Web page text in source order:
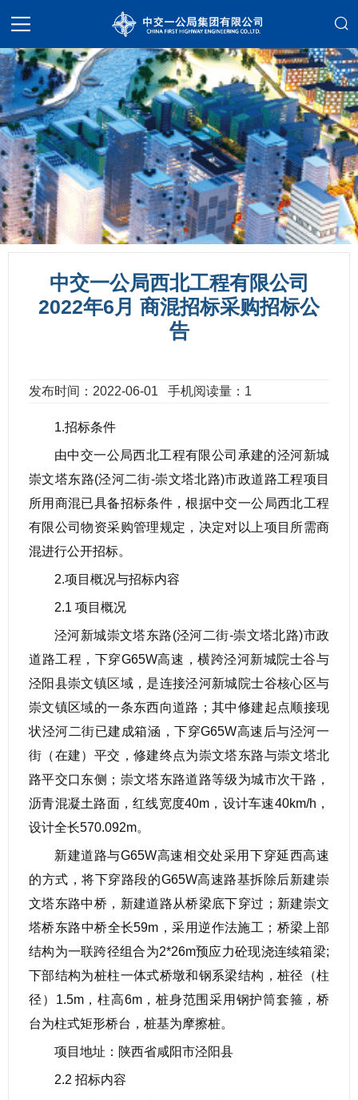
中交一公局西北工程有限公司
2022年6月 商混招标采购招标公
告
发布时间：2022-06-01 手机阅读量：1
1.招标条件
由中交一公局西北工程有限公司承建的泾河新城
崇文塔东路(泾河二街-崇文塔北路)市政道路工程项目
所用商混已具备招标条件，根据中交一公局西北工程
有限公司物资采购管理规定，决定对以上项目所需商
混进行公开招标。
2.项目概况与招标内容
2.1 项目概况
泾河新城崇文塔东路(泾河二街-崇文塔北路)市政
道路工程，下穿G65W高速，横跨泾河新城院士谷与
泾阳县崇文镇区域，是连接泾河新城院士谷核心区与
崇文镇区域的一条东西向道路；其中修建起点顺接现
状泾河二街已建成箱涵，下穿G65W高速后与泾河一
街（在建）平交，修建终点为崇文塔东路与崇文塔北
路平交口东侧；崇文塔东路道路等级为城市次干路，
沥青混凝土路面，红线宽度40m，设计车速40km/h，
设计全长570.092m。
新建道路与G65W高速相交处采用下穿延西高速
的方式，将下穿路段的G65W高速路基拆除后新建崇
文塔东路中桥，新建道路从桥梁底下穿过；新建崇文
塔桥东路中桥全长59m，采用逆作法施工；桥梁上部
结构为一联跨径组合为2*26m预应力砼现浇连续箱梁;
下部结构为桩柱一体式桥墩和钢系梁结构，桩径（柱
径）1.5m，柱高6m，桩身范围采用钢护筒套箍，桥
台为柱式矩形桥台，桩基为摩擦桩。
项目地址：陕西省咸阳市泾阳县
2.2 招标内容